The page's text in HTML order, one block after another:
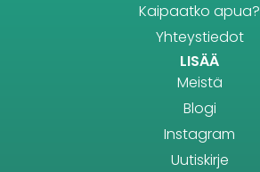
Kaipaatko apua?
Yhteystiedot
LISÄÄ
Meistä
Blogi
Instagram
Uutiskirje